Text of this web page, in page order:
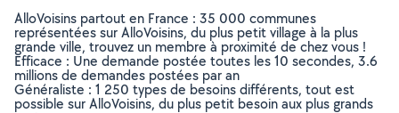
AlloVoisins partout en France : 35 000 communes
représentées sur AlloVoisins, du plus petit village à la plus
grande ville, trouvez un membre à proximité de chez vous !
Efficace : Une demande postée toutes les 10 secondes, 3.6
millions de demandes postées par an
Généraliste : 1 250 types de besoins différents, tout est
possible sur AlloVoisins, du plus petit besoin aux plus grands